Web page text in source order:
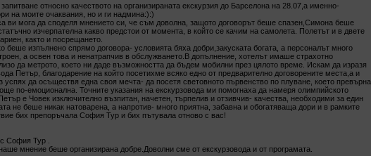
относно качеството на организираната екскурзия до Барселона на 28.07,а именно-
на моите очаквания, но и ги надмина:):)
ви мога да споделя мнението си, че съм доволна, защото договорът беше спазен,Симона беше
изчерпателна какво предстои от момента, в който се качим на самолета. Полетът и в двете
както и посрещането.
беше изпълнено спрямо договора- условията бяха добри,закуската богата, а персоналът много
а освен това и ненатрапчив в обслужването.В допълнение, хотелът имаше страхотно
да метрото, което ни даде възможността да бъдем мобилни през цялото време. Искам да изразя
Петър, благодарение на който посетихме всяко едно от предварително договорените места,а и
успях да осъществя една своя мечта- да посетя световното първенство по плуване, което превърна
по-емоционална. Точните указания на екскурзовода ми помогнаха да намеря олимпийското
е Човек изключително възпитан, начетен, търпелив и отзивчив- качества, необходими за един
не беше никак натоварена, а напротив- много приятна, забавна и обогатяваща дори и в рамките
бих препоръчала София Тур и бих пътувала отново с вас!
София Тур .
мнение беше организирана добре.Доволни сме от екскурзовода и от програмата.